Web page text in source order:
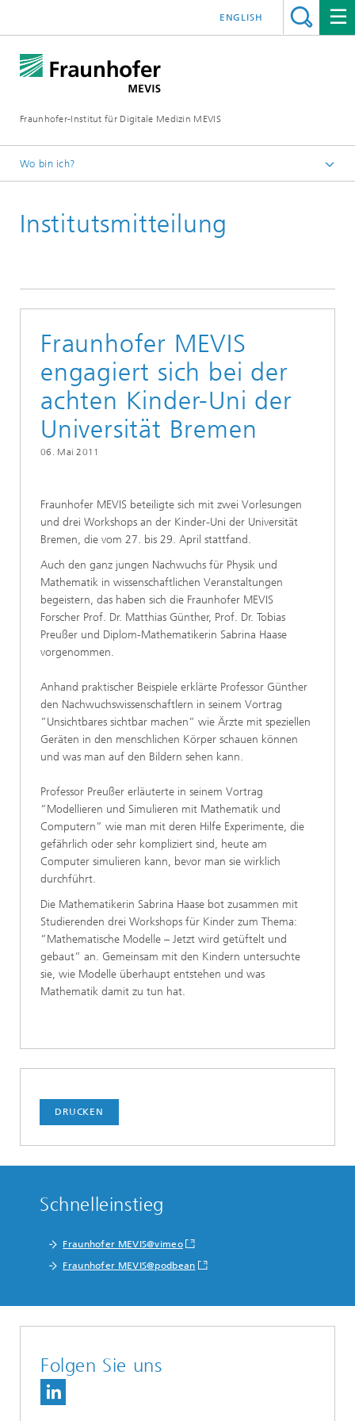
Fraunhofer-Institut für Digitale Medizin MEVIS
ENGLISH
Wo bin ich?
News & Media
Institutsmitteilung
Fraunhofer MEVIS
engagiert sich bei der
achten Kinder-Uni der
Universität Bremen
06. Mai 2011
Fraunhofer MEVIS beteiligte sich mit zwei Vorlesungen
und drei Workshops an der Kinder-Uni der Universität
Bremen, die vom 27. bis 29. April stattfand.
Auch den ganz jungen Nachwuchs für Physik und
Mathematik in wissenschaftlichen Veranstaltungen
begeistern, das haben sich die Fraunhofer MEVIS
Forscher Prof. Dr. Matthias Günther, Prof. Dr. Tobias
Preußer und Diplom-Mathematikerin Sabrina Haase
vorgenommen.
Anhand praktischer Beispiele erklärte Professor Günther
den Nachwuchswissenschaftlern in seinem Vortrag
”Unsichtbares sichtbar machen” wie Ärzte mit speziellen
Geräten in den menschlichen Körper schauen können
und was man auf den Bildern sehen kann.
Professor Preußer erläuterte in seinem Vortrag
”Modellieren und Simulieren mit Mathematik und
Computern” wie man mit deren Hilfe Experimente, die
gefährlich oder sehr kompliziert sind, heute am
Computer simulieren kann, bevor man sie wirklich
durchführt.
Die Mathematikerin Sabrina Haase bot zusammen mit
Studierenden drei Workshops für Kinder zum Thema:
”Mathematische Modelle – Jetzt wird getüftelt und
gebaut” an. Gemeinsam mit den Kindern untersuchte
sie, wie Modelle überhaupt entstehen und was
Mathematik damit zu tun hat.
DRUCKEN
Schnelleinstieg
Fraunhofer MEVIS@vimeo
Fraunhofer MEVIS@podbean
Folgen Sie uns